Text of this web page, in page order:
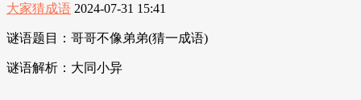
大家猜成语 2024-07-31 15:41
谜语题目：哥哥不像弟弟(猜一成语)
谜语解析：大同小异